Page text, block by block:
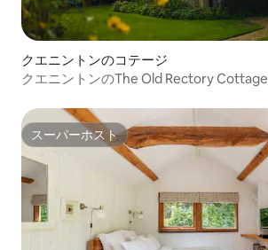
クエニントンのコテージ
クエニントンのThe Old Rectory Cottage
スーパーホスト
スーパーホスト